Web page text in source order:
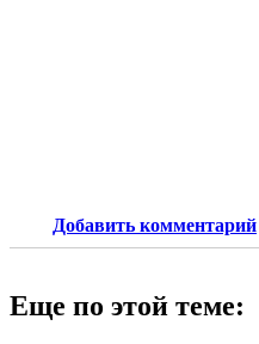
Добавить комментарий
Еще по этой теме: